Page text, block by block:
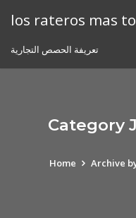
los rateros mas
تعريفة الحصص التجارية
Category
Home Archive